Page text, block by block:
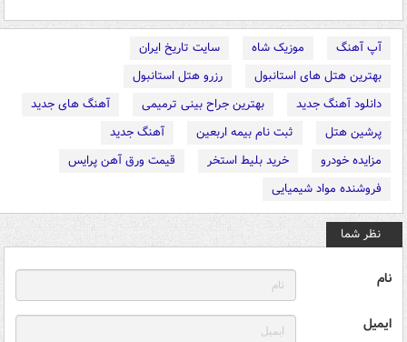
آپ آهنگ موزیک شاه
سایت تاریخ ایران
بهترین هتل های استانبول
رزرو هتل استانبول
دانلود آهنگ جدید
بهترین جراح بینی ترمیمی
آهنگ های جدید
پرشین هتل
ثبت نام بیمه اربعین
آهنگ جدید
مزایده خودرو
خرید بلیط استخر
قیمت ورق آهن پرایس
فروشنده مواد شیمیایی
نظر شما
نام
ایمیل